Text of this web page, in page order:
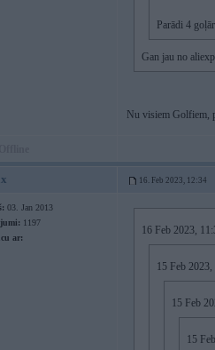
Parādi 4
Gan jau no
Nu visiem Golfiem,
16. Feb 2023, 12:34
03. Jan 2013
1197
ar:
16 Feb 2023,
15 Feb
15 Feb
15